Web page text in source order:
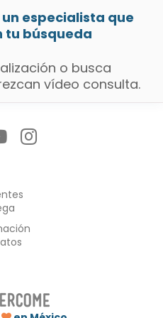
especialista que
tu búsqueda
o busca
vídeo consulta.